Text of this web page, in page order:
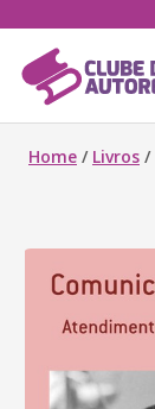
Home / Livros /